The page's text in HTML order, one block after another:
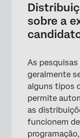
sobre a
As
geralmente
alguns tipos
permite
as
funcionem